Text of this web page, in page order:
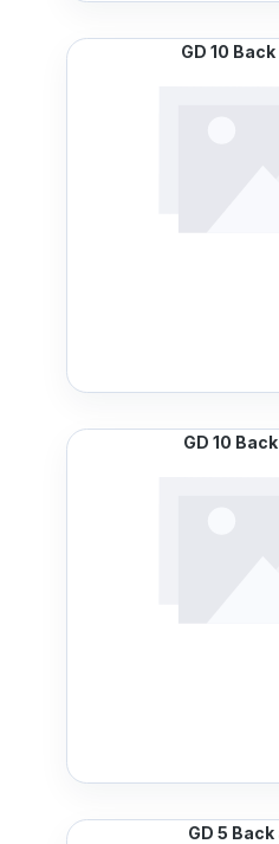
GD 10
GD 10
GD 5 Back